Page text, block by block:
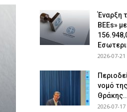
Έναρξη
BEEs»
2026-07-21
νομό
2026-07-17